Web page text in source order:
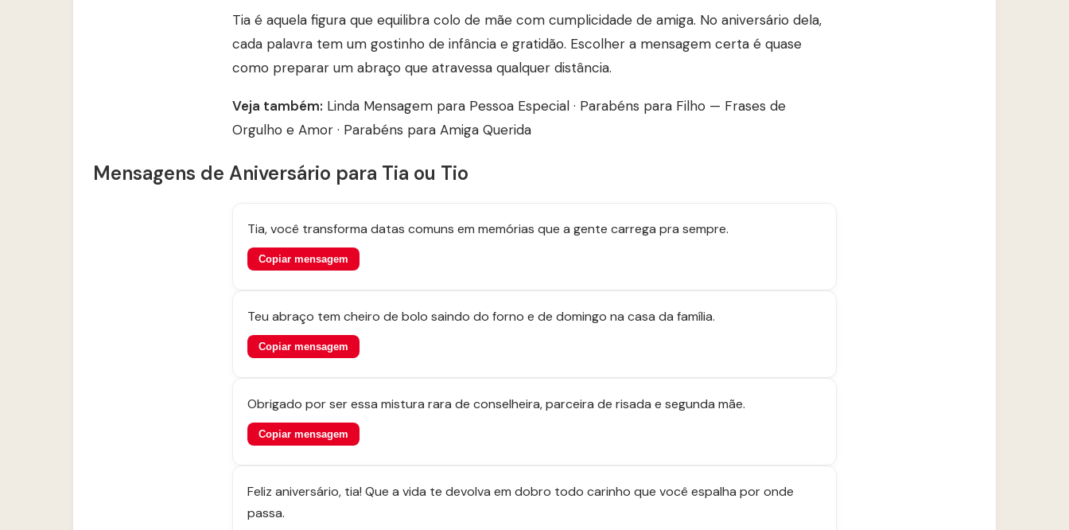
Tia é aquela figura que equilibra colo de mãe com cumplicidade de amiga. No aniversário dela,
cada palavra tem um gostinho de infância e gratidão. Escolher a mensagem certa é quase
como preparar um abraço que atravessa qualquer distância.
Veja também: Linda Mensagem para Pessoa Especial · Parabéns para Filho — Frases de
Orgulho e Amor · Parabéns para Amiga Querida
Mensagens de Aniversário para Tia ou Tio
Tia, você transforma datas comuns em memórias que a gente carrega pra sempre.
Copiar mensagem
Teu abraço tem cheiro de bolo saindo do forno e de domingo na casa da família.
Copiar mensagem
Obrigado por ser essa mistura rara de conselheira, parceira de risada e segunda mãe.
Copiar mensagem
Feliz aniversário, tia! Que a vida te devolva em dobro todo carinho que você espalha por onde
passa.